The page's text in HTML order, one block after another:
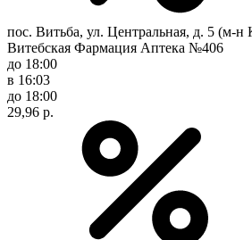
пос. Витьба, ул. Центральная, д. 5 (м-н
Витебская Фармация Аптека №406
до 18:00
в 16:03
до 18:00
29,96 р.